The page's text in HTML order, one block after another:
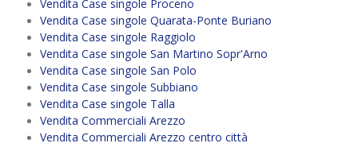
Vendita Case singole Proceno
Vendita Case singole Quarata-Ponte Buriano
Vendita Case singole Raggiolo
Vendita Case singole San Martino Sopr'Arno
Vendita Case singole San Polo
Vendita Case singole Subbiano
Vendita Case singole Talla
Vendita Commerciali Arezzo
Vendita Commerciali Arezzo centro città